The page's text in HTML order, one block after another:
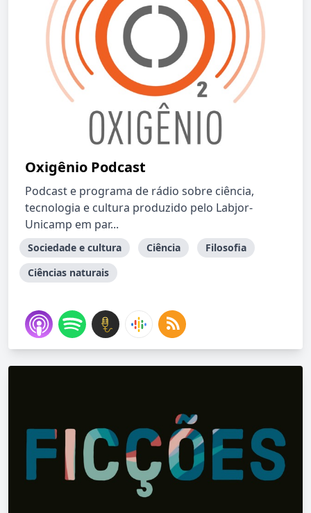
Oxigênio Podcast
Podcast e programa de rádio sobre ciência,
tecnologia e cultura produzido pelo Labjor-
Unicamp em par...
Sociedade e cultura Ciência
Filosofia
Ciências naturais